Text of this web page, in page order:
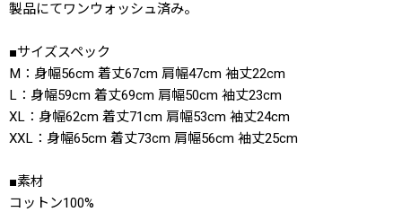
製品にてワンウォッシュ済み。
■サイズスペック
M：身幅56cm 着丈67cm 肩幅47cm 袖丈22cm
L：身幅59cm 着丈69cm 肩幅50cm 袖丈23cm
XL：身幅62cm 着丈71cm 肩幅53cm 袖丈24cm
XXL：身幅65cm 着丈73cm 肩幅56cm 袖丈25cm
■素材
コットン100%